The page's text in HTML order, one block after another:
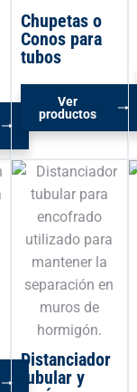
Chupetas o
Conos para
tubos
Ver
productos
Distanciador
tubular y